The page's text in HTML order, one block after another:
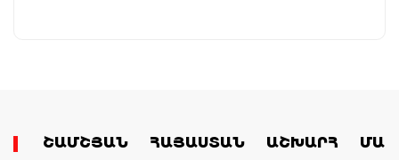
ՇԱՄՇՅԱՆ ՀԱՅԱՍՏԱՆ ԱՇԽԱՐՀ